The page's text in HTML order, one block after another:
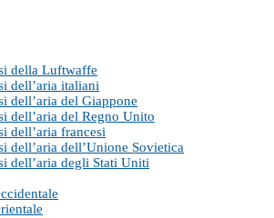
della Luftwaffe
dell’aria italiani
dell’aria del Giappone
dell’aria del Regno Unito
dell’aria francesi
dell’aria dell’Unione Sovietica
dell’aria degli Stati Uniti